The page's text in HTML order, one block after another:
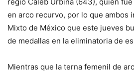
en arco recurvo, por lo que ambos
Mixto de México que este jueves
de medallas en la eliminatoria de
Mientras que la terna femenil de